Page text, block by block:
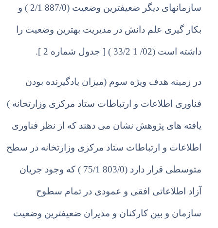
سازمانهای دیگر ضعیفترین وضعیت (887/0 2/1 ) و
بکار گیری علم دانش در مدیریت بهترین وضعیت را
داشته است (02/ 1 33/2 ) [ جدول شماره 2 ].
در زمینه هدف ویژه سوم (میزان یادگیرنده بودن
فناوری اطلاعات و ارتباطات ستاد مرکزی وزارتخانه )
یافته های پژوهش نشان می دهند که از نظر فناوری
اطلاعات و ارتباطات ستاد مرکزی وزارتخانه در سطح
متوسطی قرار دارد (803/0 75/1 ) که وجود جریان
آزاد اطلاعاتی افقی و عمودی در تمام سطوح
سازمان و بین کارکنان و مدیران ضعیفترین وضعیت